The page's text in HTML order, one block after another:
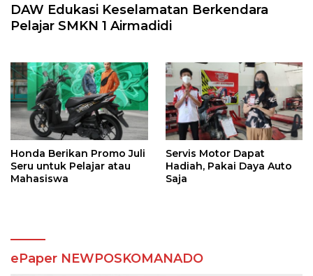
DAW Edukasi Keselamatan Berkendara
Pelajar SMKN 1 Airmadidi
Honda Berikan Promo Juli
Seru untuk Pelajar atau
Mahasiswa
Servis Motor Dapat
Hadiah, Pakai Daya Auto
Saja
ePaper NEWPOSKOMANADO